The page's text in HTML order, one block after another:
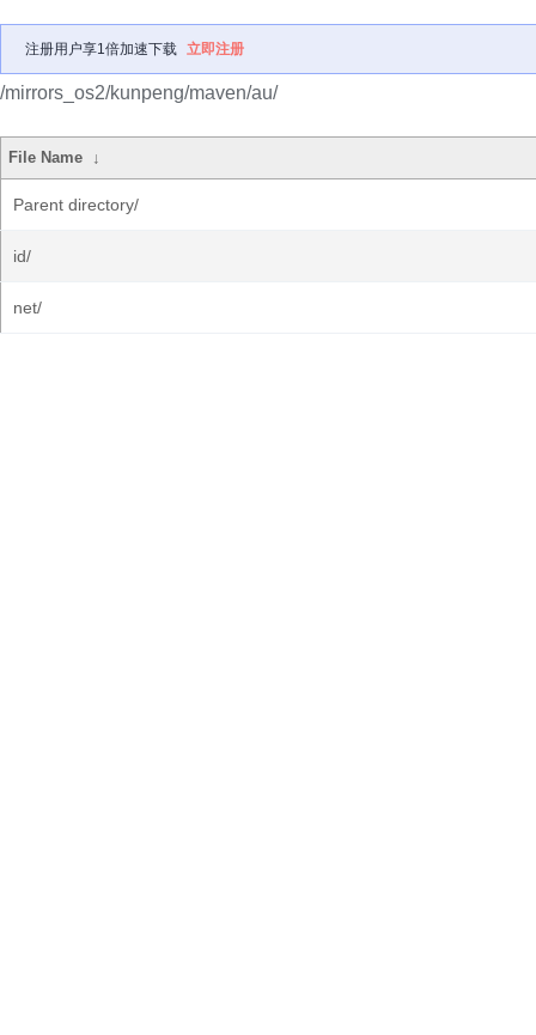
注册用户享1倍加速下载 立即注册
/mirrors_os2/kunpeng/maven/au/
File Name ↓
Parent directory/
id/
net/